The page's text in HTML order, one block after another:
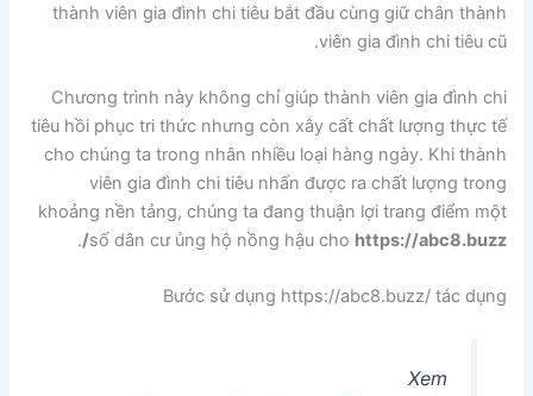
thành viên gia đình chi tiêu bắt đầu cùng giữ chân thành
viên gia đình chi tiêu cũ.
Chương trình này không chỉ giúp thành viên gia đình chi
tiêu hồi phục tri thức nhưng còn xây cất chất lượng thực tế
cho chúng ta trong nhân nhiều loại hàng ngày. Khi thành
viên gia đình chi tiêu nhấn được ra chất lượng trong
khoảng nền tảng, chúng ta đang thuận lợi trang điểm một
số dân cư ủng hộ nồng hậu cho https://abc8.buzz/
.
Bước sử dụng https://abc8.buzz/ tác dụng
Xem